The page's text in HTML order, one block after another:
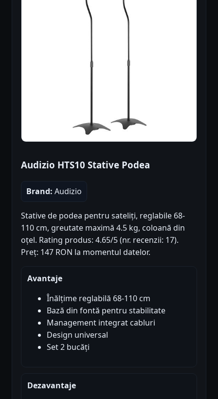
Audizio HTS10 Stative Podea
Brand: Audizio
Stative de podea pentru sateliți, reglabile 68-
110 cm, greutate maximă 4.5 kg, coloană din
oțel. Rating produs: 4.65/5 (nr. recenzii: 17).
Preț: 147 RON la momentul datelor.
Avantaje
Înălțime reglabilă 68-110 cm
Bază din fontă pentru stabilitate
Management integrat cabluri
Design universal
Set 2 bucăți
Dezavantaje